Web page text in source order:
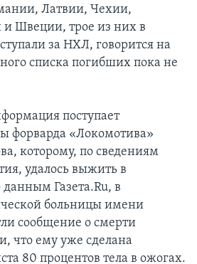
Латвии, Чехии,
и Швеции, трое из них в
за НХЛ, говорится на
списка погибших пока не
поступает
форварда «Локомотива»
которому, по сведениям
удалось выжить в
Газета.Ru, в
больницы имени
сообщение о смерти
что ему уже сделана
80 процентов тела в ожогах.